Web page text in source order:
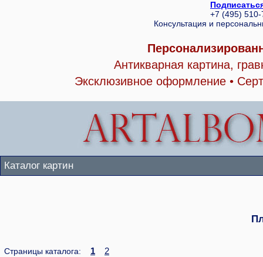
+7 (495)
Консультация и
Антикварная картина,
Эксклюзивное оформление •
Каталог картин
Страницы каталога: 1 2